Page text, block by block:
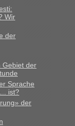
ausgereist,
15 Fahrzeuge
nach ca 20
geht es am
Ukraine/
Wollen
Wir
der
Gebiet der
Sprache
ist?
der